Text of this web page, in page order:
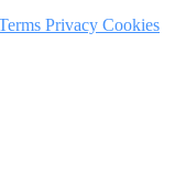
Privacy Cookies